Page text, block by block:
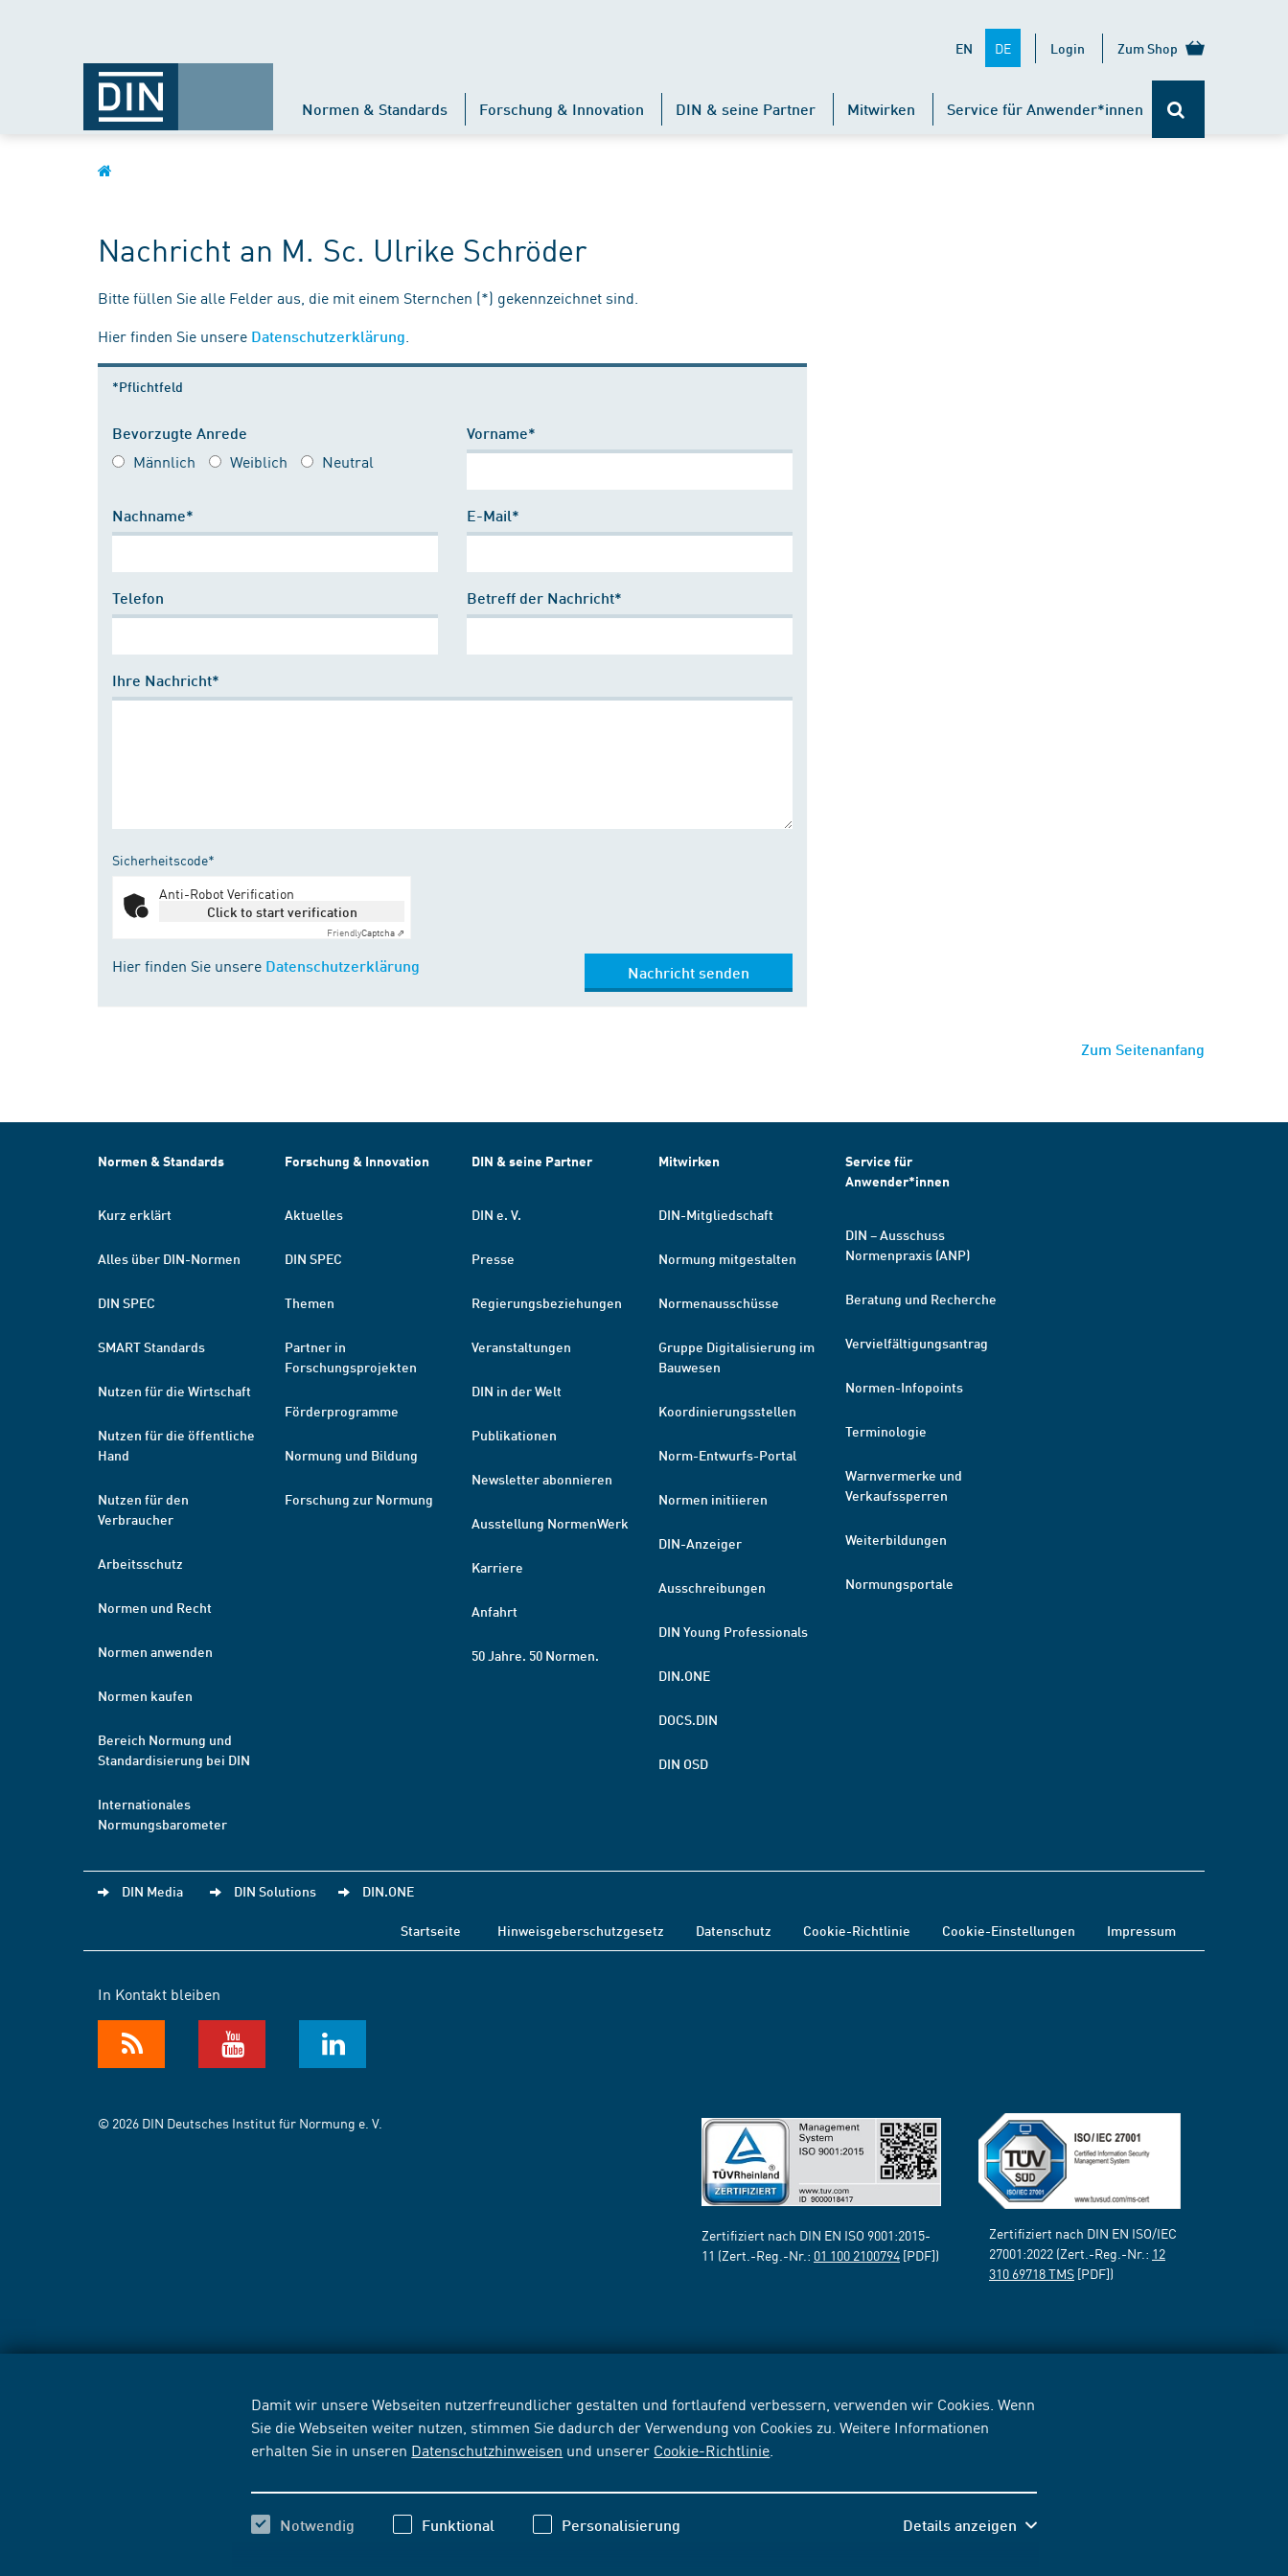
Damit wir unsere Webseiten nutzerfreundlicher gestalten und fortlaufend verbessern, verwenden wir Cookies. Wenn
Sie die Webseiten weiter nutzen, stimmen Sie dadurch der Verwendung von Cookies zu. Weitere Informationen
erhalten Sie in unseren Datenschutzhinweisen und unserer Cookie-Richtlinie
Notwendig Funktional Personalisierung Details anzeigen
EN DE Login Zum Shop
Normen & Standards Forschung & Innovation DIN & seine Partner Mitwirken Service für Anwender*innen
Nachricht an M. Sc. Ulrike Schröder
Bitte füllen Sie alle Felder aus, die mit einem Sternchen (*) gekennzeichnet sind.
Hier finden Sie unsere Datenschutzerklärung
*Pflichtfeld
Bevorzugte Anrede
Männlich Weiblich Neutral
Vorname*
Nachname* E-Mail*
Telefon Betreff der Nachricht*
Ihre Nachricht*
Sicherheitscode*
Anti-Robot Verification
Click to start verification
FriendlyCaptcha ⇗
Hier finden Sie unsere Datenschutzerklärung Nachricht senden
Zum Seitenanfang
Normen & Standards
Kurz erklärt
Alles über DIN-Normen
DIN SPEC
SMART Standards
Nutzen für die Wirtschaft
Nutzen für die öffentliche
Hand
Nutzen für den
Verbraucher
Arbeitsschutz
Normen und Recht
Normen anwenden
Normen kaufen
Bereich Normung und
Standardisierung bei DIN
Internationales
Normungsbarometer
Forschung & Innovation
Aktuelles
DIN SPEC
Themen
Partner in
Forschungsprojekten
Förderprogramme
Normung und Bildung
Forschung zur Normung
DIN & seine Partner
DIN e. V.
Presse
Regierungsbeziehungen
Veranstaltungen
DIN in der Welt
Publikationen
Newsletter abonnieren
Ausstellung NormenWerk
Karriere
Anfahrt
50 Jahre. 50 Normen.
Mitwirken
DIN-Mitgliedschaft
Normung mitgestalten
Normenausschüsse
Gruppe Digitalisierung im
Bauwesen
Koordinierungsstellen
Norm-Entwurfs-Portal
Normen initiieren
DIN-Anzeiger
Ausschreibungen
DIN Young Professionals
DIN.ONE
DOCS.DIN
DIN OSD
Service für
Anwender*innen
DIN – Ausschuss
Normenpraxis (ANP)
Beratung und Recherche
Vervielfältigungsantrag
Normen-Infopoints
Terminologie
Warnvermerke und
Verkaufssperren
Weiterbildungen
Normungsportale
DIN Media DIN Solutions DIN.ONE
Startseite Hinweisgeberschutzgesetz Datenschutz Cookie-Richtlinie Cookie-Einstellungen Impressum
In Kontakt bleiben
© 2026 DIN Deutsches Institut für Normung e. V.
Zertifiziert nach DIN EN ISO 9001:2015-
11 (Zert.-Reg.-Nr.: 01 100 2100794 [PDF])
Zertifiziert nach DIN EN ISO/IEC
27001:2022 (Zert.-Reg.-Nr.: 12
310 69718 TMS [PDF])